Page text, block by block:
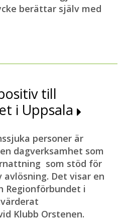
berättar själv med
till
i Uppsala
personer är
dagverksamhet som
som stöd för
avlösning. Det visar en
Regionförbundet i
Klubb Orstenen.